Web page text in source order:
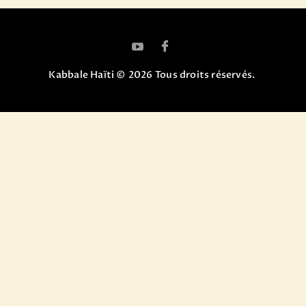
Kabbale Haïti © 2026 Tous droits réservés.